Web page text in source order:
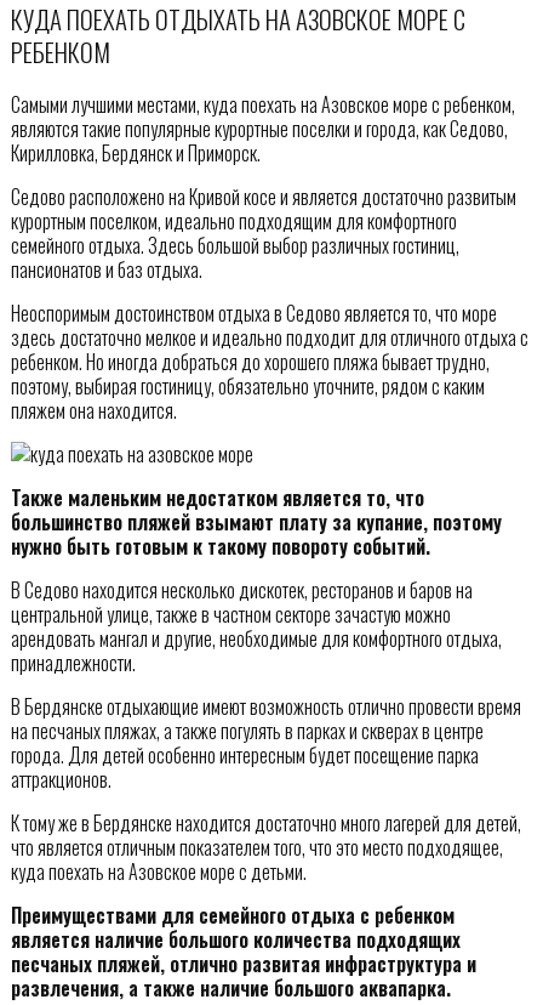
КУДА ПОЕХАТЬ ОТДЫХАТЬ НА АЗОВСКОЕ МОРЕ С
РЕБЕНКОМ
Самыми лучшими местами, куда поехать на Азовское море с ребенком,
являются такие популярные курортные поселки и города, как Седово,
Кирилловка, Бердянск и Приморск.
Седово расположено на Кривой косе и является достаточно развитым
курортным поселком, идеально подходящим для комфортного
семейного отдыха. Здесь большой выбор различных гостиниц,
пансионатов и баз отдыха.
Неоспоримым достоинством отдыха в Седово является то, что море
здесь достаточно мелкое и идеально подходит для отличного отдыха с
ребенком. Но иногда добраться до хорошего пляжа бывает трудно,
поэтому, выбирая гостиницу, обязательно уточните, рядом с каким
пляжем она находится.
Также маленьким недостатком является то, что
большинство пляжей взымают плату за купание, поэтому
нужно быть готовым к такому повороту событий.
В Седово находится несколько дискотек, ресторанов и баров на
центральной улице, также в частном секторе зачастую можно
арендовать мангал и другие, необходимые для комфортного отдыха,
принадлежности.
В Бердянске отдыхающие имеют возможность отлично провести время
на песчаных пляжах, а также погулять в парках и скверах в центре
города. Для детей особенно интересным будет посещение парка
аттракционов.
К тому же в Бердянске находится достаточно много лагерей для детей,
что является отличным показателем того, что это место подходящее,
куда поехать на Азовское море с детьми.
Преимуществами для семейного отдыха с ребенком
является наличие большого количества подходящих
песчаных пляжей, отлично развитая инфраструктура и
развлечения, а также наличие большого аквапарка.